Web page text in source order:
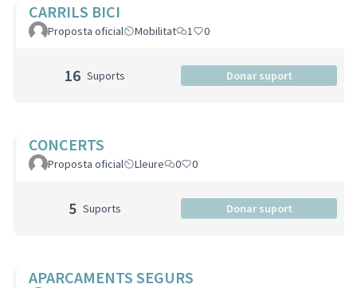
CARRILS BICI
Proposta oficial Mobilitat 1 0
16 Suports Donar suport
CONCERTS
Proposta oficial Lleure 0 0
5 Suports Donar suport
APARCAMENTS SEGURS